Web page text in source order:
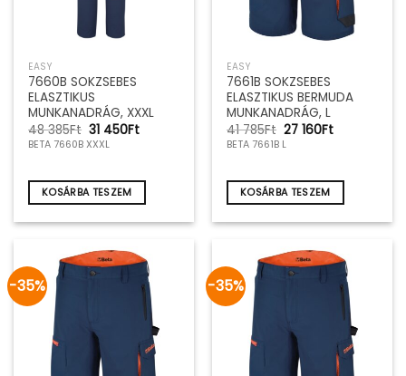
EASY
7660B SOKZSEBES
ELASZTIKUS
MUNKANADRÁG, XXXL
48 385Ft Original
price
was:
31 450FtCurrent
BETA 7660B XXXL
KOSÁRBA TESZEM
EASY
7661B SOKZSEBES
ELASZTIKUS BERMUDA
MUNKANADRÁG, L
41 785Ft Original
price
was:
27 160FtCurrent
BETA 7661B L
KOSÁRBA TESZEM
-35% -35%